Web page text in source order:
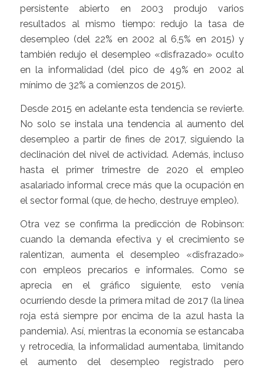
persistente abierto en 2003 produjo varios
resultados al mismo tiempo: redujo la tasa de
desempleo (del 22% en 2002 al 6,5% en 2015) y
también redujo el desempleo «disfrazado» oculto
en la informalidad (del pico de 49% en 2002 al
mínimo de 32% a comienzos de 2015).
Desde 2015 en adelante esta tendencia se revierte.
No solo se instala una tendencia al aumento del
desempleo a partir de fines de 2017, siguiendo la
declinación del nivel de actividad. Además, incluso
hasta el primer trimestre de 2020 el empleo
asalariado informal crece más que la ocupación en
el sector formal (que, de hecho, destruye empleo).
Otra vez se confirma la predicción de Robinson:
cuando la demanda efectiva y el crecimiento se
ralentizan, aumenta el desempleo «disfrazado»
con empleos precarios e informales. Como se
aprecia en el gráfico siguiente, esto venía
ocurriendo desde la primera mitad de 2017 (la línea
roja está siempre por encima de la azul hasta la
pandemia). Así, mientras la economía se estancaba
y retrocedía, la informalidad aumentaba, limitando
el aumento del desempleo registrado pero